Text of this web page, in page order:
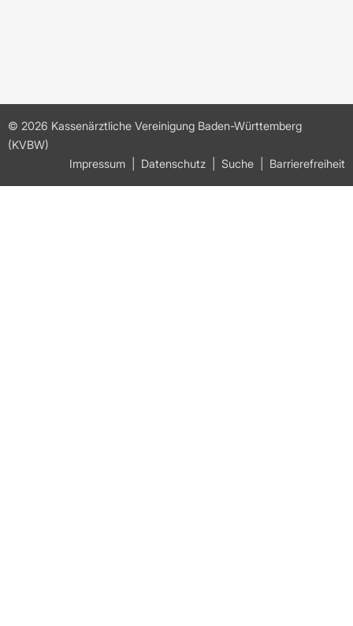
© 2026 Kassenärztliche Vereinigung Baden-Württemberg
(KVBW)
Impressum
Datenschutz Suche Barrierefreiheit